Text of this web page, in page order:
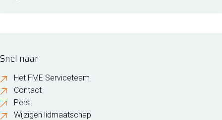
Snel naar
Het FME Serviceteam
Contact
Pers
Wijzigen lidmaatschap